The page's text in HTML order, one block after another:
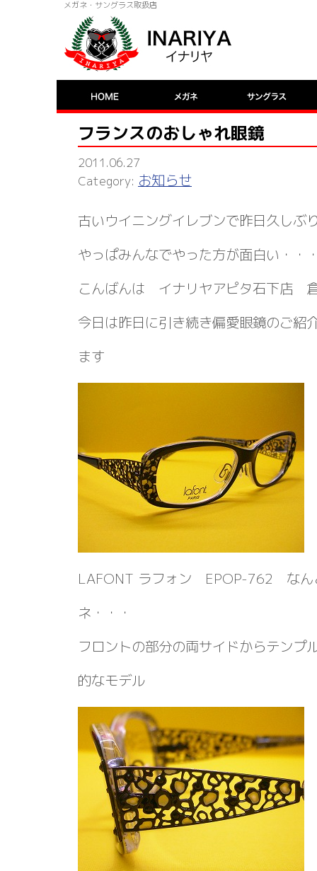
メガネ・サングラス取扱店
フランスのおしゃれ眼鏡
2011.06.27
お知らせ
古いウイニングイレブンで昨日久しぶ
やっぱみんなでやった方が面白い・・
こんばんは イナリヤアピタ石下店
今日は昨日に引き続き偏愛眼鏡のご紹
ます
LAFONT ラフォン EPOP-762 なん
ネ・・・
フロントの部分の両サイドからテンプ
的なモデル